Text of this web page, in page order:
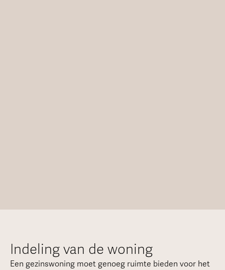
Indeling van de woning
Een gezinswoning moet genoeg ruimte bieden voor het